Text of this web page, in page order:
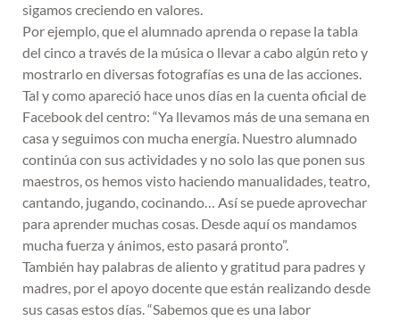
sigamos creciendo en valores.
Por ejemplo, que el alumnado aprenda o repase la tabla
del cinco a través de la música o llevar a cabo algún reto y
mostrarlo en diversas fotografías es una de las acciones.
Tal y como apareció hace unos días en la cuenta oficial de
Facebook del centro: “Ya llevamos más de una semana en
casa y seguimos con mucha energía. Nuestro alumnado
continúa con sus actividades y no solo las que ponen sus
maestros, os hemos visto haciendo manualidades, teatro,
cantando, jugando, cocinando… Así se puede aprovechar
para aprender muchas cosas. Desde aquí os mandamos
mucha fuerza y ánimos, esto pasará pronto”.
También hay palabras de aliento y gratitud para padres y
madres, por el apoyo docente que están realizando desde
sus casas estos días. “Sabemos que es una labor